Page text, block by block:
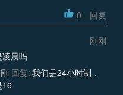
0 回复
刚刚
晨吗
回复: 我们是24小时制，
16